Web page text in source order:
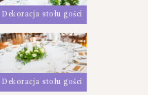
Dekoracja stołu gości
Dekoracja stołu gości